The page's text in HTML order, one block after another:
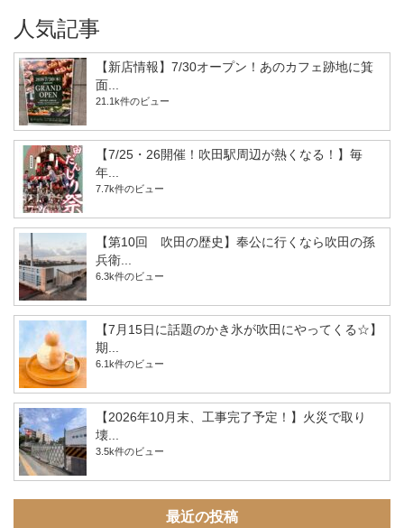
人気記事
【新店情報】7/30オープン！あのカフェ跡地に箕
面...
21.1k件のビュー
【7/25・26開催！吹田駅周辺が熱くなる！】毎
年...
7.7k件のビュー
【第10回 吹田の歴史】奉公に行くなら吹田の孫
兵衛...
6.3k件のビュー
【7月15日に話題のかき氷が吹田にやってくる☆】
期...
6.1k件のビュー
【2026年10月末、工事完了予定！】火災で取り
壊...
3.5k件のビュー
最近の投稿